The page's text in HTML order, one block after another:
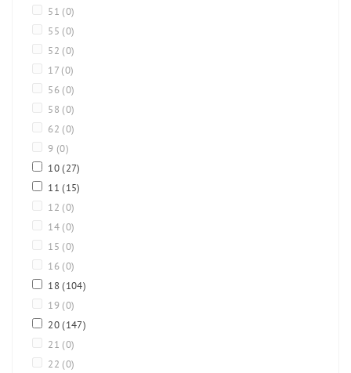
51 (0)
55 (0)
52 (0)
17 (0)
56 (0)
58 (0)
62 (0)
9 (0)
10(27)
11(15)
12 (0)
14 (0)
15 (0)
16 (0)
18(104)
19 (0)
20(147)
21 (0)
22 (0)